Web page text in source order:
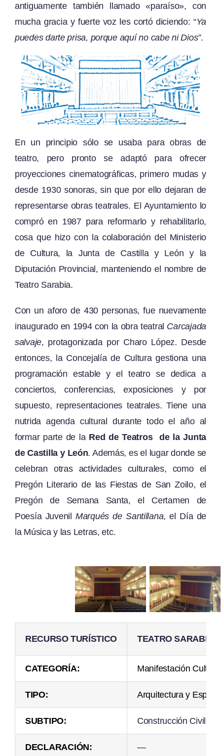
antiguamente también llamado «paraíso», con
mucha gracia y fuerte voz les cortó diciendo: “Ya
puedes darte prisa, porque aquí no cabe ni Dios”.
En un principio sólo se usaba para obras de
teatro, pero pronto se adaptó para ofrecer
proyecciones cinematográficas, primero mudas y
desde 1930 sonoras, sin que por ello dejaran de
representarse obras teatrales. El Ayuntamiento lo
compró en 1987 para reformarlo y rehabilitarlo,
cosa que hizo con la colaboración del Ministerio
de Cultura, la Junta de Castilla y León y la
Diputación Provincial, manteniendo el nombre de
Teatro Sarabia.
Con un aforo de 430 personas, fue nuevamente
inaugurado en 1994 con la obra teatral Carcajada
salvaje, protagonizada por Charo López. Desde
entonces, la Concejalía de Cultura gestiona una
programación estable y el teatro se dedica a
conciertos, conferencias, exposiciones y por
supuesto, representaciones teatrales. Tiene una
nutrida agenda cultural durante todo el año al
formar parte de la Redde Teatros de la Junta
de Castilla y León. Además, es el lugar donde se
celebran otras actividades culturales, como el
Pregón Literario de las Fiestas de San Zoilo, el
Pregón de Semana Santa, el Certamen de
Poesía Juvenil Marqués de Santillana, el Día de
la Música y las Letras, etc.
RECURSO TURÍSTICO TEATRO SARABIA
CATEGORÍA: Manifestación
TIPO: Arquitectura y
SUBTIPO: Construcción Civil
DECLARACIÓN: —